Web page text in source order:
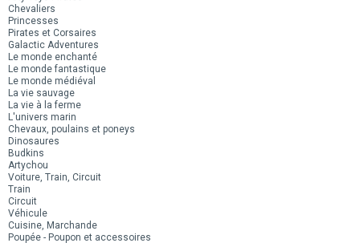
Chevaliers
Princesses
Pirates et Corsaires
Galactic Adventures
Le monde enchanté
Le monde fantastique
Le monde médiéval
La vie sauvage
La vie à la ferme
L'univers marin
Chevaux, poulains et poneys
Dinosaures
Budkins
Artychou
Voiture, Train, Circuit
Train
Circuit
Véhicule
Cuisine, Marchande
Poupée - Poupon et accessoires